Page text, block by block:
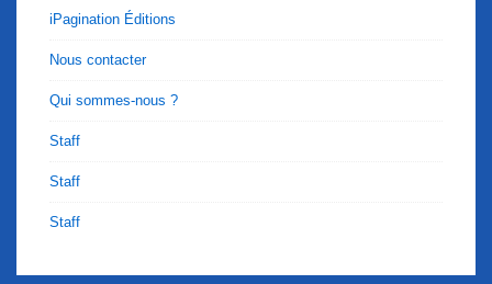
iPagination Éditions
Nous contacter
Qui sommes-nous ?
Staff
Staff
Staff